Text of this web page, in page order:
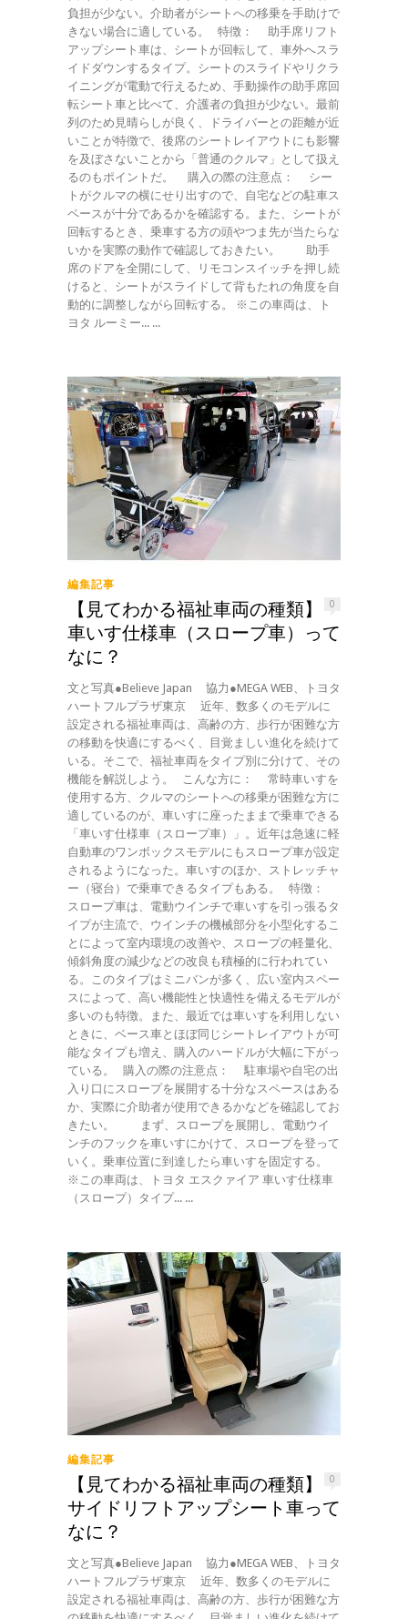
負担が少ない。介助者がシートへの移乗を手助けで
きない場合に適している。 特徴： 助手席リフト
アップシート車は、シートが回転して、車外へスラ
イドダウンするタイプ。シートのスライドやリクラ
イニングが電動で行えるため、手動操作の助手席回
転シート車と比べて、介護者の負担が少ない。最前
列のため見晴らしが良く、ドライバーとの距離が近
いことが特徴で、後席のシートレイアウトにも影響
を及ぼさないことから「普通のクルマ」として扱え
るのもポイントだ。 購入の際の注意点： シー
トがクルマの横にせり出すので、自宅などの駐車ス
ペースが十分であるかを確認する。また、シートが
回転するとき、乗車する方の頭やつま先が当たらな
いかを実際の動作で確認しておきたい。 助手
席のドアを全開にして、リモコンスイッチを押し続
けると、シートがスライドして背もたれの角度を自
動的に調整しながら回転する。 ※この車両は、ト
ヨタ ルーミー... ...
編集記事
0
【見てわかる福祉車両の種類】
車いす仕様車（スロープ車）って
なに？
文と写真●Believe Japan 協力●MEGA WEB、トヨタ
ハートフルプラザ東京 近年、数多くのモデルに
設定される福祉車両は、高齢の方、歩行が困難な方
の移動を快適にするべく、目覚ましい進化を続けて
いる。そこで、福祉車両をタイプ別に分けて、その
機能を解説しよう。 こんな方に： 常時車いすを
使用する方、クルマのシートへの移乗が困難な方に
適しているのが、車いすに座ったままで乗車できる
「車いす仕様車（スロープ車）」。近年は急速に軽
自動車のワンボックスモデルにもスロープ車が設定
されるようになった。車いすのほか、ストレッチャ
ー（寝台）で乗車できるタイプもある。 特徴：
スロープ車は、電動ウインチで車いすを引っ張るタ
イプが主流で、ウインチの機械部分を小型化するこ
とによって室内環境の改善や、スロープの軽量化、
傾斜角度の減少などの改良も積極的に行われてい
る。このタイプはミニバンが多く、広い室内スペー
スによって、高い機能性と快適性を備えるモデルが
多いのも特徴。また、最近では車いすを利用しない
ときに、ベース車とほぼ同じシートレイアウトが可
能なタイプも増え、購入のハードルが大幅に下がっ
ている。 購入の際の注意点： 駐車場や自宅の出
入り口にスロープを展開する十分なスペースはある
か、実際に介助者が使用できるかなどを確認してお
きたい。 まず、スロープを展開し、電動ウイ
ンチのフックを車いすにかけて、スロープを登って
いく。乗車位置に到達したら車いすを固定する。
※この車両は、トヨタ エスクァイア 車いす仕様車
（スロープ）タイプ... ...
編集記事
0
【見てわかる福祉車両の種類】
サイドリフトアップシート車って
なに？
文と写真●Believe Japan 協力●MEGA WEB、トヨタ
ハートフルプラザ東京 近年、数多くのモデルに
設定される福祉車両は、高齢の方、歩行が困難な方